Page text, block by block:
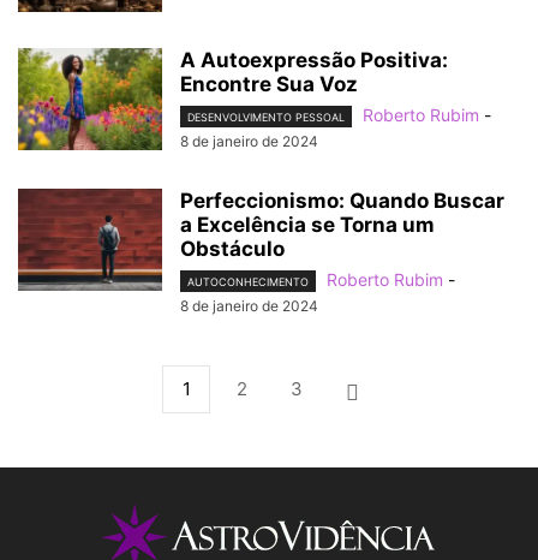
A Autoexpressão Positiva:
Encontre Sua Voz
DESENVOLVIMENTO PESSOAL Roberto Rubim -
8 de janeiro de 2024
Perfeccionismo: Quando Buscar
a Excelência se Torna um
Obstáculo
AUTOCONHECIMENTO Roberto Rubim -
8 de janeiro de 2024
1 2 3